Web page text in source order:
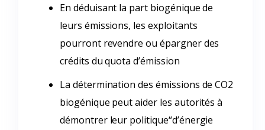
En déduisant la part biogénique de
leurs émissions, les exploitants
pourront revendre ou épargner des
crédits du quota d’émission
La détermination des émissions de CO2
biogénique peut aider les autorités à
démontrer leur politique“d’énergie